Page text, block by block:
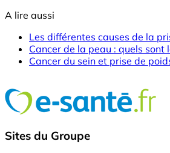
A lire aussi
Les différentes causes de la
Cancer de la peau : quels sont
Cancer du sein et prise de
Sites du Groupe